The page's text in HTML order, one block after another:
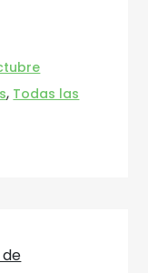
, Todas las